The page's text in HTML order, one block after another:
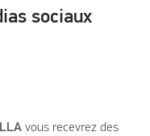
sociaux
vous recevrez des